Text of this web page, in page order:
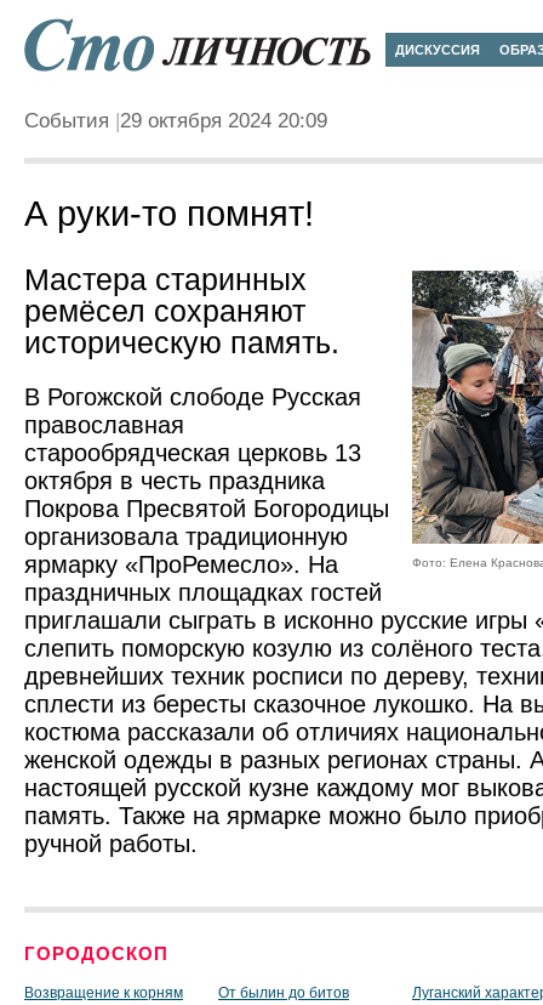
ДИСКУССИЯ
События 29 октября 2024 20:09
А руки-то помнят!
Фото: Елена
Мастера старинных
ремёсел сохраняют
историческую память.
В Рогожской слободе Русская
православная
старообрядческая церковь 13
октября в честь праздника
Покрова Пресвятой Богородицы
организовала традиционную
ярмарку «ПроРемесло». На
праздничных площадках гостей
приглашали сыграть в исконно русские игры
слепить поморскую козулю из солёного
древнейших техник росписи по дереву,
сплести из бересты сказочное лукошко. На
костюма рассказали об отличиях
женской одежды в разных регионах страны.
настоящей русской кузне каждому мог
память. Также на ярмарке можно было
ручной работы.
ГОРОДОСКОП
Возвращение к корням От былин до битов Луганский